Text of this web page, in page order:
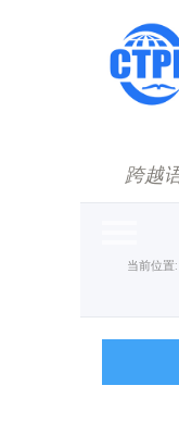
跨越
当前位置: